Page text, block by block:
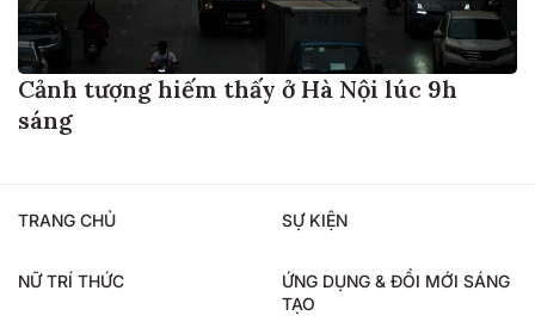
Cảnh tượng hiếm thấy ở Hà Nội lúc 9h
sáng
TRANG CHỦ SỰ KIỆN
NỮ TRÍ THỨC
ỨNG DỤNG & ĐỔI MỚI SÁNG
TẠO